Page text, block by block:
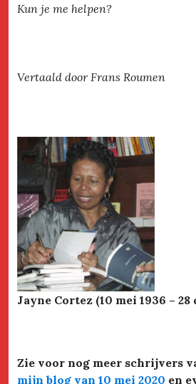
Kun je me helpen?
Vertaald door Frans Roumen
Jayne Cortez (10 mei 1936 – 28
Zie voor nog meer schrijvers
mijn blog van 10 mei 2020 en